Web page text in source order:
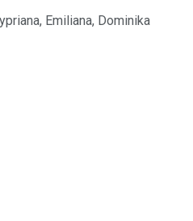
Emiliana, Dominika